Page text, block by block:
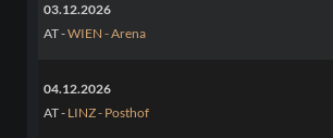
03.12.2026
AT -WIEN - Arena
04.12.2026
AT - LINZ - Posthof